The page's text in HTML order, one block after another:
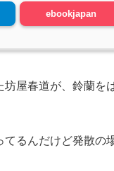
ebookjapan
屋春道が、鈴蘭
るんだけど発散